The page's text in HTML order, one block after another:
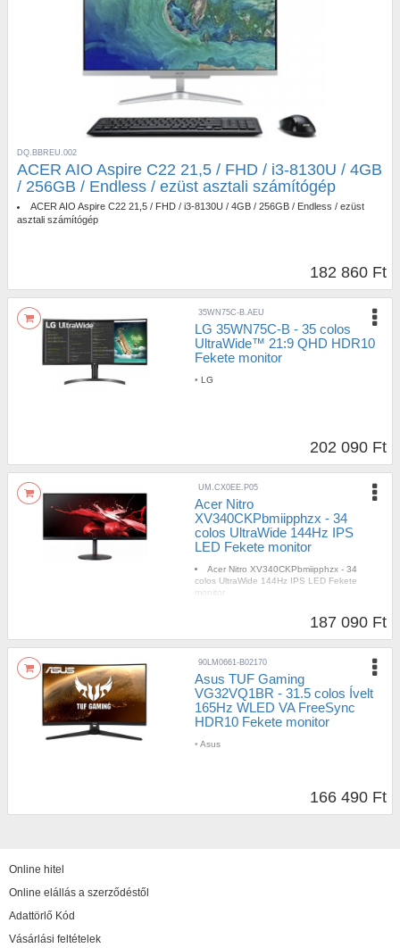
DQ.BBREU.002
ACER AIO Aspire C22 21,5 / FHD / i3-8130U / 4GB
/ 256GB / Endless / ezüst asztali számítógép
ACER AIO Aspire C22 21,5 / FHD / i3-8130U / 4GB / 256GB / Endless / ezüst
asztali számítógép
182 860 Ft
35WN75C-B.AEU
LG 35WN75C-B - 35 colos
UltraWide™ 21:9 QHD HDR10
Fekete monitor
• LG
202 090 Ft
UM.CX0EE.P05
Acer Nitro
XV340CKPbmiipphzx - 34
colos UltraWide 144Hz IPS
LED Fekete monitor
Acer Nitro XV340CKPbmiipphzx - 34
colos UltraWide 144Hz IPS LED Fekete
monitor
187 090 Ft
90LM0661-B02170
Asus TUF Gaming
VG32VQ1BR - 31.5 colos Ívelt
165Hz WLED VA FreeSync
HDR10 Fekete monitor
• Asus
166 490 Ft
Online hitel
Online elállás a szerződéstől
Adattörlő Kód
Vásárlási feltételek